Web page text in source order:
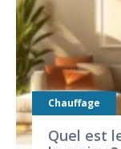
Chauffage
Quel est